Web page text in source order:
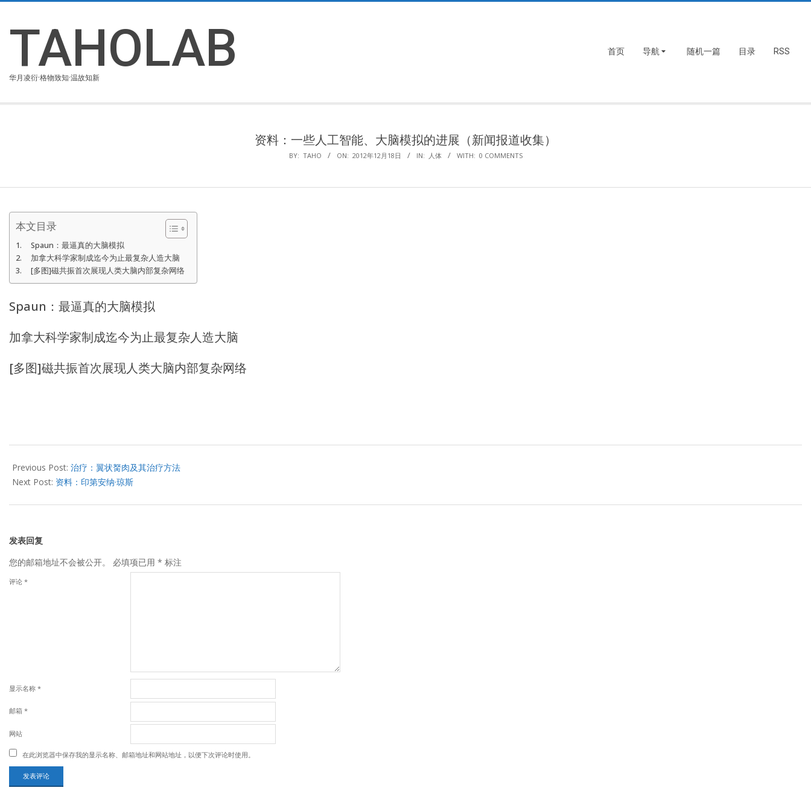
content
TAHOLAB
华月凌衍·格物致知·温故知新
首页 导航 随机一篇 目录 RSS
资料：一些人工智能、大脑模拟的进展（新闻报道收集）
BY: TAHO ON: 2012年12月18日 IN: 人体 WITH: 0 COMMENTS
本文目录
Spaun：最逼真的大脑模拟
加拿大科学家制成迄今为止最复杂人造大脑
[多图]磁共振首次展现人类大脑内部复杂网络
Spaun：最逼真的大脑模拟
加拿大科学家制成迄今为止最复杂人造大脑
[多图]磁共振首次展现人类大脑内部复杂网络
12-
18
Previous Post: 治疗：翼状胬肉及其治疗方法
Next Post: 资料：印第安纳·琼斯
发表回复
您的邮箱地址不会被公开。
必填项已用 * 标注
评论 *
显示名称 *
邮箱 *
网站
在此浏览器中保存我的显示名称、邮箱地址和网站地址，以便下次评论时使用。